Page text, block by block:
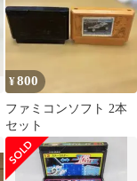
¥800
ファミコンソフト 2本
セット